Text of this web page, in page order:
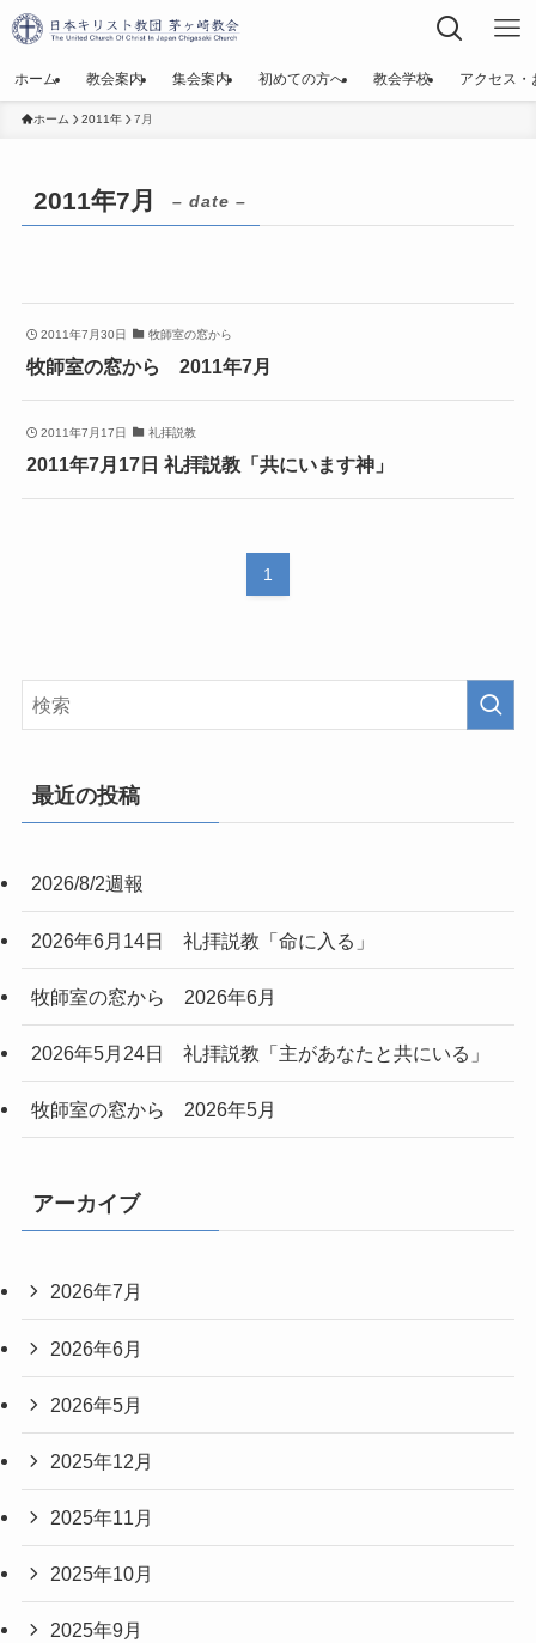
ホーム 教会案内 集会案内 初めての方へ 教会学校 アクセス・
ホーム 2011年 7月
2011年7月 – date –
2011年7月30日 牧師室の窓から
牧師室の窓から 2011年7月
2011年7月17日 礼拝説教
2011年7月17日 礼拝説教「共にいます神」
1
最近の投稿
2026/8/2週報
2026年6月14日 礼拝説教「命に入る」
牧師室の窓から 2026年6月
2026年5月24日 礼拝説教「主があなたと共にいる」
牧師室の窓から 2026年5月
アーカイブ
2026年7月
2026年6月
2026年5月
2025年12月
2025年11月
2025年10月
2025年9月